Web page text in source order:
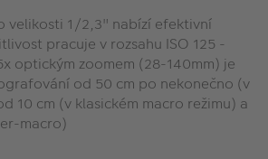
velikosti 1/2,3" nabízí efektivní
pracuje v rozsahu ISO 125 -
optickým zoomem (28-140mm) je
od 50 cm po nekonečno (v
10 cm (v klasickém macro režimu) a
macro)